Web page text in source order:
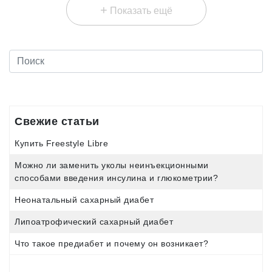
значимого заболевания на территории Российской Федерации
и гарантированный доступ к ним больных».
+ Показать ещё
Свежие статьи
Купить Freestyle Libre
Можно ли заменить уколы неинъекционными
способами введения инсулина и глюкометрии?
Неонатальный сахарный диабет
Липоатрофический сахарный диабет
Что такое предиабет и почему он возникает?